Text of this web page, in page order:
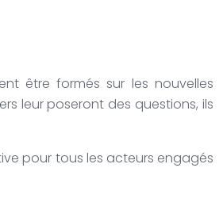
être formés sur les nouvelles
leur poseront des questions, ils
pour tous les acteurs engagés